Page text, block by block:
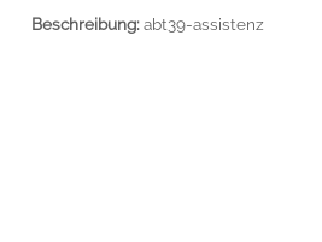
Beschreibung:abt39-assistenz